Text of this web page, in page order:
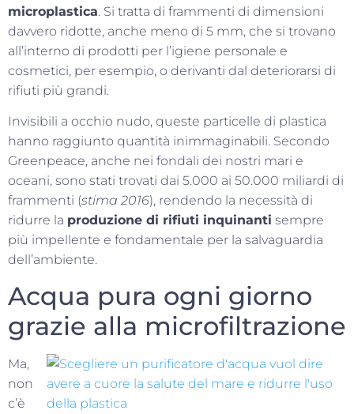
microplastica. Si tratta di frammenti di dimensioni
davvero ridotte, anche meno di 5 mm, che si trovano
all’interno di prodotti per l’igiene personale e
cosmetici, per esempio, o derivanti dal deteriorarsi di
rifiuti più grandi.
Invisibili a occhio nudo, queste particelle di plastica
hanno raggiunto quantità inimmaginabili. Secondo
Greenpeace, anche nei fondali dei nostri mari e
oceani, sono stati trovati dai 5.000 ai 50.000 miliardi di
frammenti (stima 2016), rendendo la necessità di
ridurre la produzione di rifiuti inquinanti sempre
più impellente e fondamentale per la salvaguardia
dell’ambiente.
Acqua pura ogni giorno
grazie alla microfiltrazione
Ma,
non
c’è